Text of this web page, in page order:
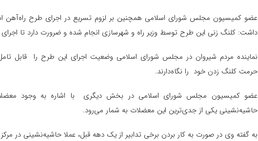
عضو کمیسیون مجلس شورای اسلامی همچنین بر لزوم تسریع در اجرای طرح راه‌آهن
داشت: کلنگ زنی این طرح توسط وزیر راه و شهرسازی انجام‌ شده و ضرورت دارد تا
نماینده مردم شیروان در مجلس شورای اسلامی وضعیت اجرای این طرح را قابل
حرمت کلنگ زدن خود را نگاه‌دارند.
عضو کمیسیون مجلس شورای اسلامی در بخش دیگری با اشاره به وجود
حاشیه‌نشینی یکی از جدی‌ترین این معضلات به شمار می‌رود.
به گفته وی در صورت به کار بردن برخی تدابیر از یک دهه قبل، عملا حاشیه‌نشینی در